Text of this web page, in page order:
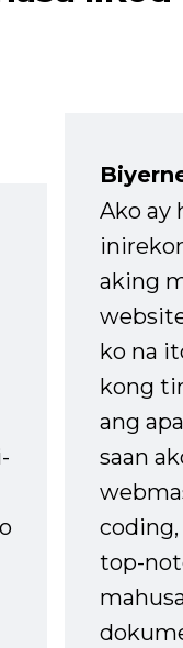
Ako ay
aking
ko na
kong
ang
saan
top-